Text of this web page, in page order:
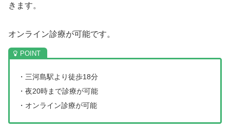
きます。
オンライン診療が可能です。
・三河島駅より徒歩18分
・夜20時まで診療が可能
・オンライン診療が可能